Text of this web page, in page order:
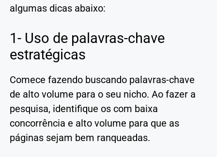
algumas dicas abaixo:
1- Uso de palavras-chave
estratégicas
Comece fazendo buscando palavras-chave
de alto volume para o seu nicho. Ao fazer a
pesquisa, identifique os com baixa
concorrência e alto volume para que as
páginas sejam bem ranqueadas.